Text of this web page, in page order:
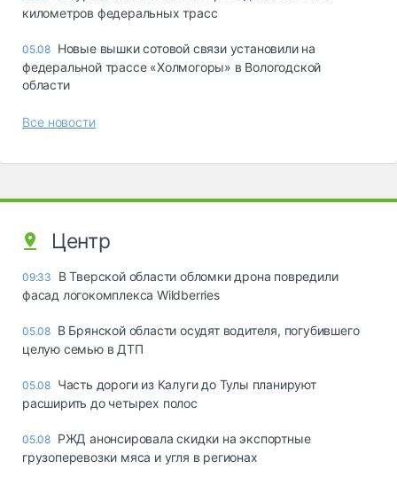
километров федеральных трасс
05.08 Новые вышки сотовой связи установили на
федеральной трассе «Холмогоры» в Вологодской
области
Все новости
Центр
09:33
В Тверской области обломки дрона повредили
фасад логокомплекса Wildberries
05.08 В Брянской области осудят водителя, погубившего
целую семью в ДТП
05.08 Часть дороги из Калуги до Тулы планируют
расширить до четырех полос
05.08 РЖД анонсировала скидки на экспортные
грузоперевозки мяса и угля в регионах